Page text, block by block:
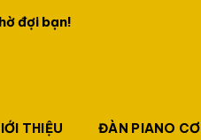
đợi bạn!
THIỆU ĐÀN PIANO CƠ